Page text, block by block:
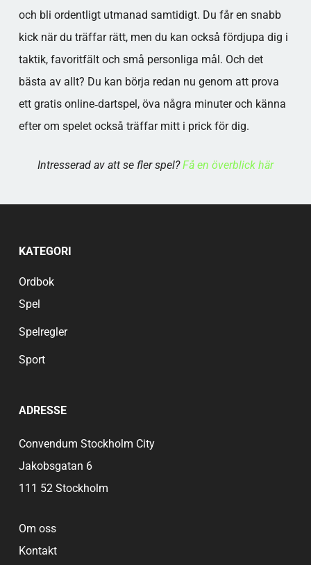
och bli ordentligt utmanad samtidigt. Du får en snabb
kick när du träffar rätt, men du kan också fördjupa dig i
taktik, favoritfält och små personliga mål. Och det
bästa av allt? Du kan börja redan nu genom att prova
ett gratis online‑dartspel, öva några minuter och känna
efter om spelet också träffar mitt i prick för dig.
​Intresserad av att se fler spel?Få en överblick här
KATEGORI
Ordbok
Spel
Spelregler
Sport
ADRESSE
Convendum Stockholm City
Jakobsgatan 6
111 52 Stockholm
Om oss
Kontakt